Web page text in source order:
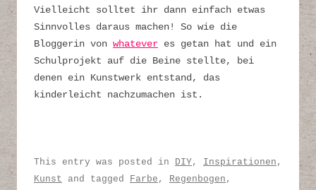
Vielleicht solltet ihr dann einfach etwas
Sinnvolles daraus machen! So wie die
Bloggerin von whatever es getan hat und ein
Schulprojekt auf die Beine stellte, bei
denen ein Kunstwerk entstand, das
kinderleicht nachzumachen ist.
This entry was posted in DIY, Inspirationen ,
Kunst and tagged Farbe , Regenbogen ,